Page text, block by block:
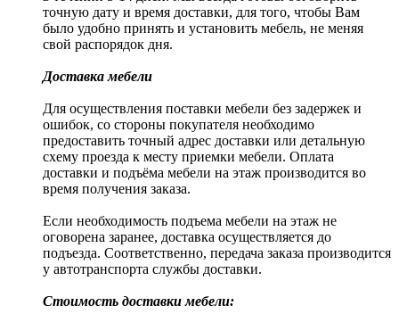
точную дату и время доставки, для того, чтобы Вам
было удобно принять и установить мебель, не меняя
свой распорядок дня.
Доставка мебели
Для осуществления поставки мебели без задержек и
ошибок, со стороны покупателя необходимо
предоставить точный адрес доставки или детальную
схему проезда к месту приемки мебели. Оплата
доставки и подъёма мебели на этаж производится во
время получения заказа.
Если необходимость подъема мебели на этаж не
оговорена заранее, доставка осуществляется до
подъезда. Соответственно, передача заказа производится
у автотранспорта службы доставки.
Стоимость доставки мебели: